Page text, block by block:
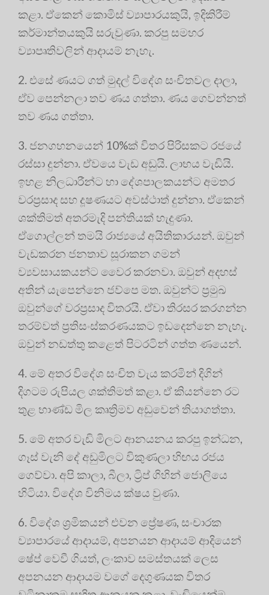
කළා. ඒකෙන් කොමිස් ව්‍යාපාරයකුයි, ඉදිකිරීම්
කර්මාන්තයකුයි සරුවුණා. කරපු සමහර
ව්‍යාපෘතිවලින් ආදායම් නැහැ.
2. එසේ ණයට ගත් මුදල් විදේශ සංචිතවල දාලා,
ඒව පෙන්නලා තව ණය ගත්තා. ණය ගෙවන්නත්
තව ණය ගත්තා.
3. ජනගහනයෙන් 10%ක් විතර පිරිසකට රජයේ
රස්සා දුන්නා. ඒවයෙ වැඩ අඩුයි. ලාභය වැඩියි.
ඉහළ නිලධාරීන්ට හා දේශපාලකයන්ට අමතර
වරප්‍රසාද සහ දූෂණයට අවස්ථාත් දුන්නා. ඒකෙන්
ශක්තිමත් අතරමැදි පන්තියක් හැදුණා.
ඒගොල්ලන් තමයි රාජ්‍යයේ අයිතිකාරයන්. ඔවුන්
වැඩකරන ජනතාව සූරාකන ගමන්
ව්‍යවසායකයන්ට වෛර කරනවා. ඔවුන් අදහස්
අතින් යැපෙන්නෙ ජව්පෙ මත. ඔවුන්ට ප්‍රමුඛ
ඔවුන්ගේ වරප්‍රසාද විතරයි. ඒවා තිරසර කරගන්න
තරම්වත් ප්‍රතිසංස්කරණයකට ඉඩදෙන්නෙ නැහැ.
ඔවුන් නඩත්තු ක⁣ළෙත් පිටරටින් ගත්ත ණයෙන්.
4. මේ අතර විදේශ සංචිත වැය කරමින් දිගින්
දිගටම රුපියල ශක්තිමත් කළා. ඒ කියන්නෙ රට
තුළ භාණ්ඩ මිල කෘත්‍රිමව අඩුවෙන් තියාගත්තා.
5. මේ අතර වැඩි මිලට ආනයනය කරපු ඉන්ධන,
ගෑස් වැනි දේ අඩුමිලට විකුණලා හිඟය රජය
ගෙව්වා. අපි කාලා, බීලා, ට්‍රිප් ගිහින් ජොලියෙ
හිටියා. විදේශ විනිමය ක්ෂය වුණා.
6. විදේශ ශ්‍රමිකයන් එවන ප්‍රේෂණ, සංචාරක
ව්‍යාපාරයේ ආදායම්, අපනයන ආදායම් ආදියෙන්
ෂේප් වෙවී ගියත්, ලංකාව සමස්තයක් ලෙස
අපනයන ආදායම වගේ දෙගුණයක විතර